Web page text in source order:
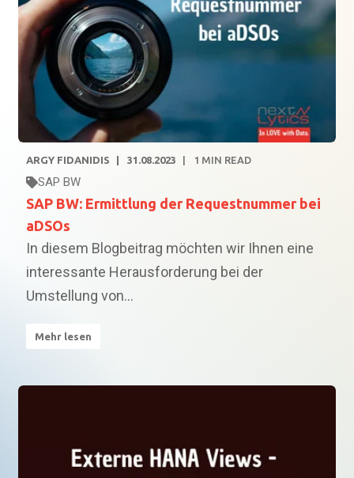
ARGY FIDANIDIS 31.08.2023 1 MIN READ
SAP BW
SAP BW: Ermittlung der Requestnummer bei
aDSOs
In diesem Blogbeitrag möchten wir Ihnen eine
interessante Herausforderung bei der
Umstellung von...
Mehr lesen